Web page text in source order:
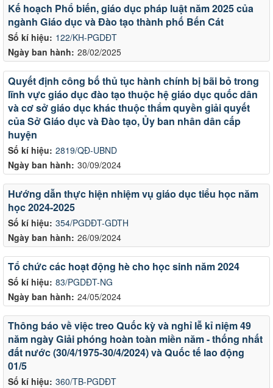
Số kí hiệu: 122/KH-PGDĐT
Ngày ban hành: 28/02/2025
Kế hoạch Phổ biến, giáo dục pháp luật năm 2025 của
ngành Giáo dục và Đào tạo thành phố Bến Cát
Số kí hiệu: 2819/QĐ-UBND
Ngày ban hành: 30/09/2024
Quyết định công bố thủ tục hành chính bị bãi bỏ trong
lĩnh vực giáo dục đào tạo thuộc hệ giáo dục quốc dân
và cơ sở giáo dục khác thuộc thẩm quyền giải quyết
của Sở Giáo dục và Đào tạo, Ủy ban nhân dân cấp
huyện
Số kí hiệu: 354/PGDĐT-GDTH
Ngày ban hành: 26/09/2024
Hướng dẫn thực hiện nhiệm vụ giáo dục tiểu học năm
học 2024-2025
Số kí hiệu: 83/PGDĐT-NG
Ngày ban hành: 24/05/2024
Tổ chức các hoạt động hè cho học sinh năm 2024
Số kí hiệu: 360/TB-PGDĐT
Thông báo về việc treo Quốc kỳ và nghỉ lễ kỉ niệm 49
năm ngày Giải phóng hoàn toàn miền năm - thống nhất
đất nước (30/4/1975-30/4/2024) và Quốc tế lao động
01/5